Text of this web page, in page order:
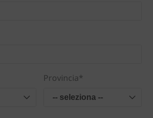
Provincia*
-- seleziona --